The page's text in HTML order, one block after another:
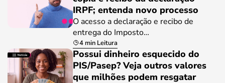
IRPF; entenda novo processo
O acesso a declaração e recibo de
entrega do Imposto…
4 min Leitura
Possui dinheiro esquecido do
PIS/Pasep? Veja outros valores
que milhões podem resgatar